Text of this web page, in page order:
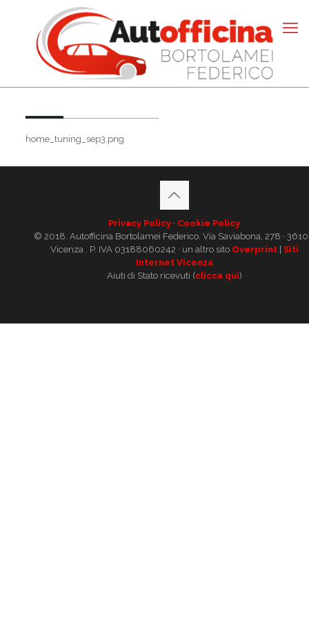
home_tuning_sep3.png
Privacy Policy · Cookie Policy
© 2018. Autofficina Bortolamei Federico. Via Saviabona, 278 ·
Vicenza . P. IVA 03188060242 · un altro sito Overprint| Siti
Internet Vicenza
Aiuti di Stato ricevuti (clicca qui)